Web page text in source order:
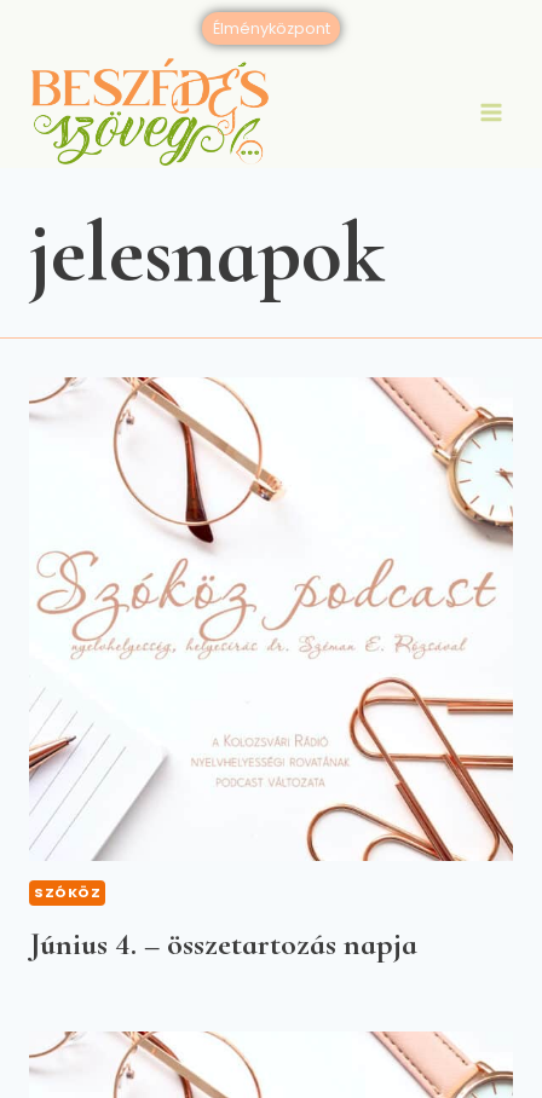
content
Élményközpont
jelesnapok
SZÓKÖZ
Június 4. – összetartozás napja